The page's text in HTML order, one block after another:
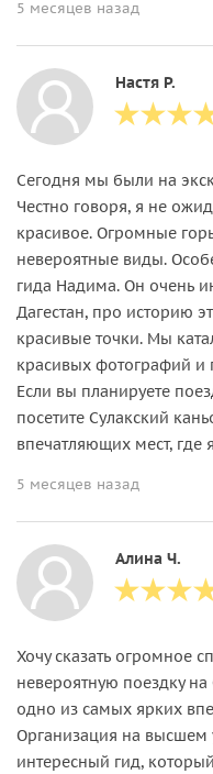
5 месяцев назад
Настя Р.
Сегодня мы были на
Честно говоря, я не
красивое. Огромные
невероятные виды.
гида Надима. Он очень
Дагестан, про историю
красивые точки. Мы
красивых фотографий и
Если вы планируете
посетите Сулакский
впечатляющих мест, где
5 месяцев назад
Алина Ч.
Хочу сказать огромное
невероятную поездку
одно из самых ярких
Организация на
интересный гид,